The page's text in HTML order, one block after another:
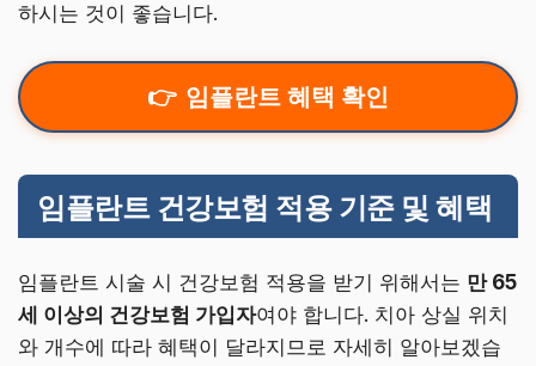
하시는 것이 좋습니다.
임플란트 혜택 확인
임플란트 건강보험 적용 기준 및 혜택
임플란트 시술 시 건강보험 적용을 받기 위해서는 만 65
세 이상의 건강보험 가입자여야 합니다. 치아 상실 위치
와 개수에 따라 혜택이 달라지므로 자세히 알아보겠습